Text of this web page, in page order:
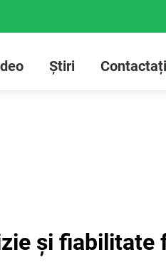
Știri
și fiabilitate